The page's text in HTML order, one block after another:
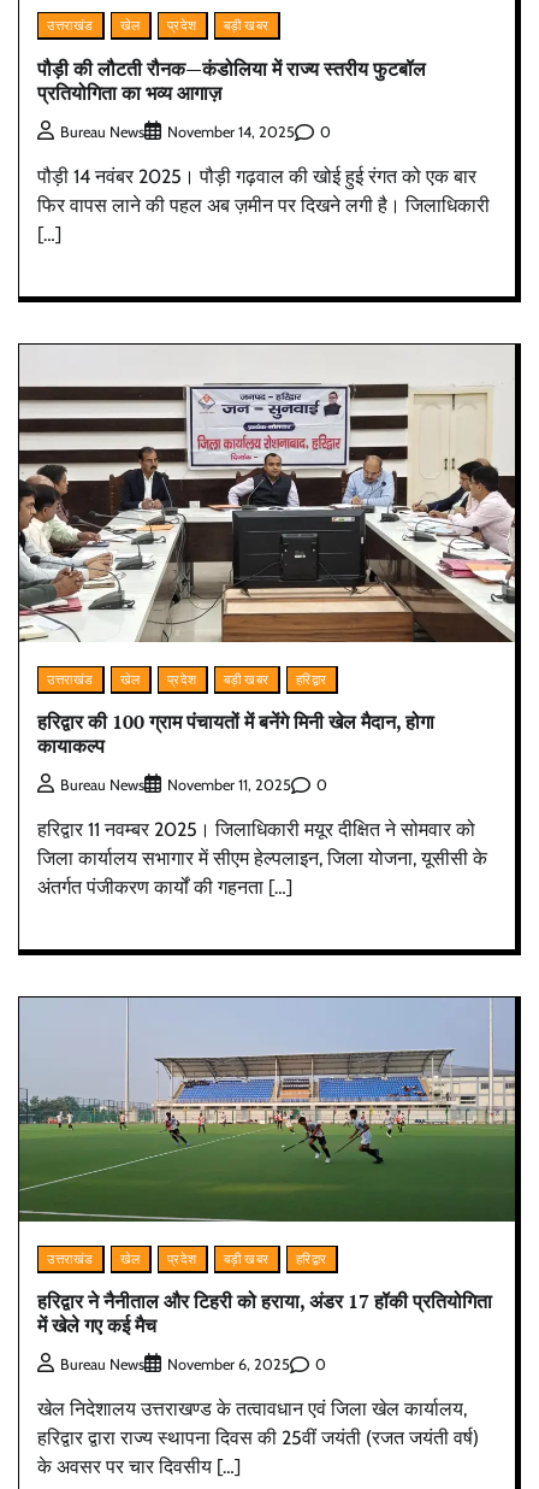
उत्तराखंड खेल प्रदेश बड़ी खबर
पौड़ी की लौटती रौनक—कंडोलिया में राज्य स्तरीय फुटबॉल
प्रतियोगिता का भव्य आगाज़
Bureau News November 14, 2025 0
पौड़ी 14 नवंबर 2025। पौड़ी गढ़वाल की खोई हुई रंगत को एक बार
फिर वापस लाने की पहल अब ज़मीन पर दिखने लगी है। जिलाधिकारी
[…]
उत्तराखंड खेल प्रदेश बड़ी खबर हरिद्वार
हरिद्वार की 100 ग्राम पंचायतों में बनेंगे मिनी खेल मैदान, होगा
कायाकल्प
Bureau News November 11, 2025 0
हरिद्वार 11 नवम्बर 2025। जिलाधिकारी मयूर दीक्षित ने सोमवार को
जिला कार्यालय सभागार में सीएम हेल्पलाइन, जिला योजना, यूसीसी के
अंतर्गत पंजीकरण कार्यों की गहनता […]
उत्तराखंड खेल प्रदेश बड़ी खबर हरिद्वार
हरिद्वार ने नैनीताल और टिहरी को हराया, अंडर 17 हॉकी प्रतियोगिता
में खेले गए कई मैच
Bureau News November 6, 2025 0
खेल निदेशालय उत्तराखण्ड के तत्वावधान एवं जिला खेल कार्यालय,
हरिद्वार द्वारा राज्य स्थापना दिवस की 25वीं जयंती (रजत जयंती वर्ष)
के अवसर पर चार दिवसीय […]